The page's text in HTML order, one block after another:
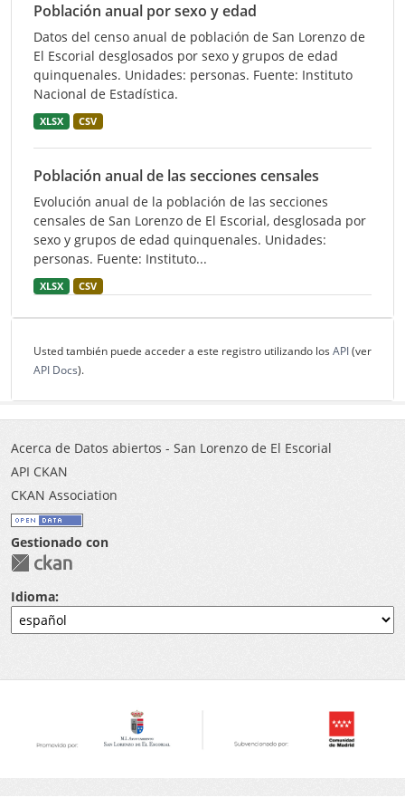
Población anual por sexo y edad
Datos del censo anual de población de San Lorenzo de
El Escorial desglosados por sexo y grupos de edad
quinquenales. Unidades: personas. Fuente: Instituto
Nacional de Estadística.
XLSX CSV
Población anual de las secciones censales
Evolución anual de la población de las secciones
censales de San Lorenzo de El Escorial, desglosada por
sexo y grupos de edad quinquenales. Unidades:
personas. Fuente: Instituto...
XLSX CSV
Usted también puede acceder a este registro utilizando los API(ver
API Docs).
Acerca de Datos abiertos - San Lorenzo de El Escorial
API CKAN
CKAN Association
Gestionado con
Idioma